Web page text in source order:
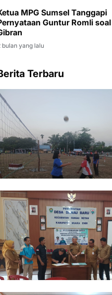
MPG Sumsel Tanggapi
Guntur Romli soal
bulan yang lalu
Terbaru